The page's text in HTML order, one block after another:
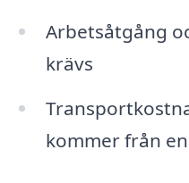
Arbetsåtgång
krävs
kommer från